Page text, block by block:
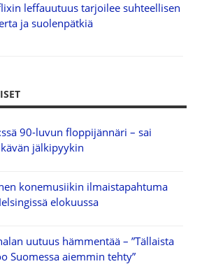
leffauutuus tarjoilee suhteellisen
ja suolenpätkiä
90-luvun floppijännäri – sai
jälkipyykin
konemusiikin ilmaistapahtuma
elokuussa
uutuus hämmentää – ”Tällaista
Suomessa aiemmin tehty”